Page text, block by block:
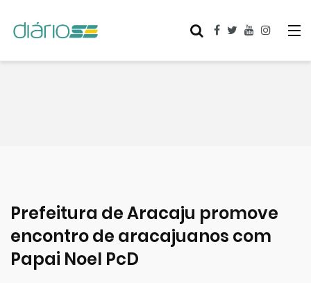
Prefeitura de Aracaju promove
encontro de aracajuanos com
Papai Noel PcD